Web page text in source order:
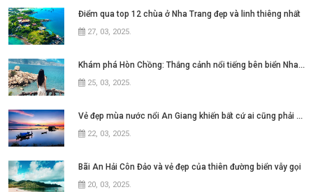
Điểm qua top 12 chùa ở Nha Trang đẹp và linh thiêng nhất
27, 03, 2025.
Khám phá Hòn Chồng: Thắng cảnh nổi tiếng bên biển Nha Trang
25, 03, 2025.
Vẻ đẹp mùa nước nổi An Giang khiến bất cứ ai cũng phải say lòng
22, 03, 2025.
Bãi An Hải Côn Đảo và vẻ đẹp của thiên đường biển vẫy gọi
20, 03, 2025.